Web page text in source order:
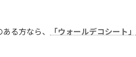
る方なら、 「ウォールデコシート」